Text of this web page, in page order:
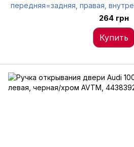
передняя=задняя, правая,
6012567
264 грн
Купить